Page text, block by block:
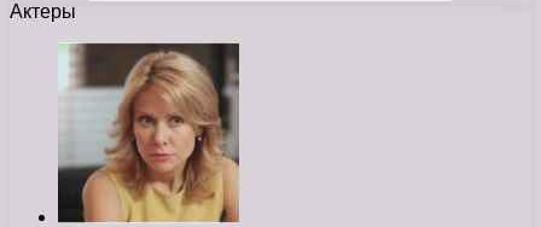
Актеры